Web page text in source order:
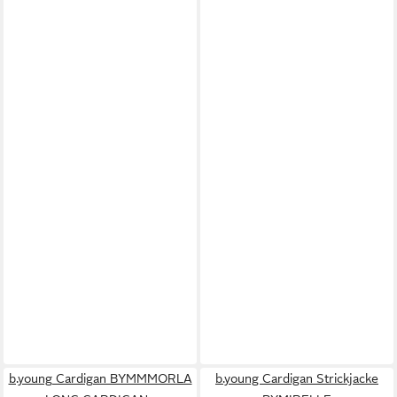
b.young Cardigan BYMMMORLA
b.young Cardigan Strickjacke